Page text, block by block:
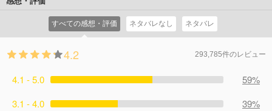
すべての感想・評価 ネタバレなし ネタバレ
4.2 293,785件のレビュー
4.1 - 5.0
59%
3.1 - 4.0
39%